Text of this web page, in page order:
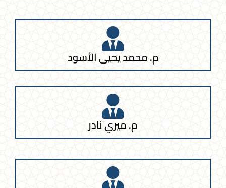
م. محمد يحيى الأسود
م. ميري نادر